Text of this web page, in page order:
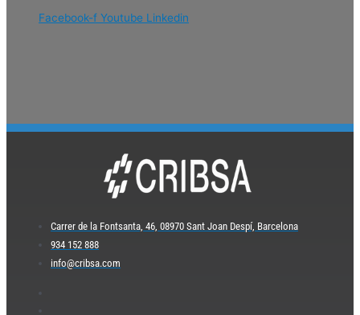
Facebook-f Youtube Linkedin
Carrer de la Fontsanta, 46, 08970 Sant Joan Despí, Barcelona
934 152 888
info@cribsa.com